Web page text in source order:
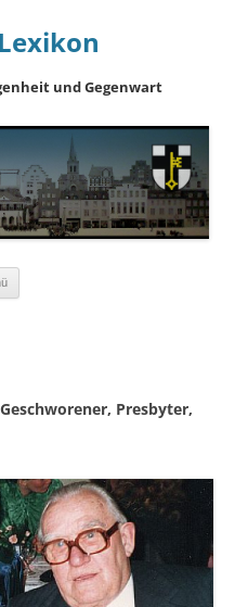
und Gegenwart
Presbyter,